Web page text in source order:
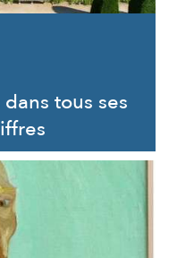
tous ses